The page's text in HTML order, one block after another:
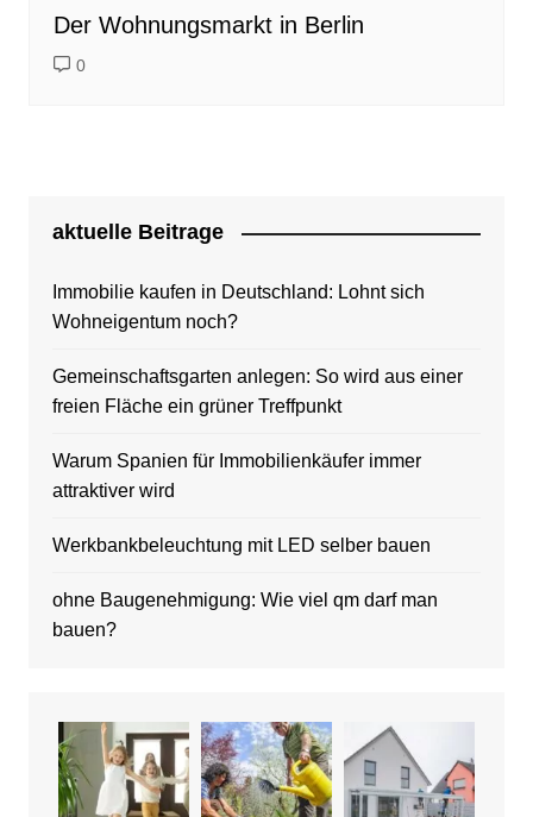
Der Wohnungsmarkt in Berlin
0
aktuelle Beitrage
Immobilie kaufen in Deutschland: Lohnt sich
Wohneigentum noch?
Gemeinschaftsgarten anlegen: So wird aus einer
freien Fläche ein grüner Treffpunkt
Warum Spanien für Immobilienkäufer immer
attraktiver wird
Werkbankbeleuchtung mit LED selber bauen
ohne Baugenehmigung: Wie viel qm darf man
bauen?